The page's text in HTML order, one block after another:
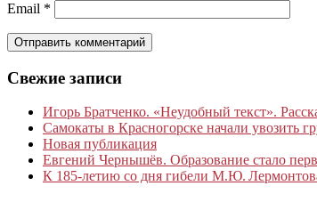
Email *
Свежие записи
Игорь Братченко. «Неудобный текст».
Самокаты в Красногорске начали увозить
Новая публикация
Евгений Чернышёв. Образование стало
К 185‑летию со дня гибели М.Ю.